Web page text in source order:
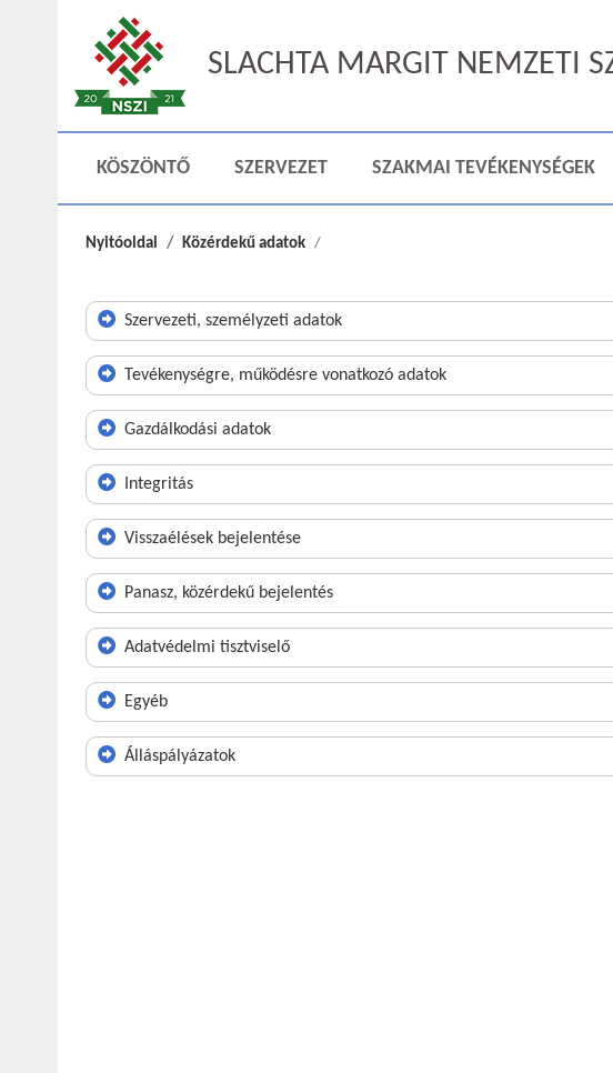
SLACHTA MARGIT NEMZETI
KÖSZÖNTŐ SZERVEZET SZAKMAI TEVÉKENYSÉGEK
Nyitóoldal Közérdekű adatok
Szervezeti, személyzeti adatok
Tevékenységre, működésre vonatkozó adatok
Gazdálkodási adatok
Integritás
Visszaélések bejelentése
Panasz, közérdekű bejelentés
Adatvédelmi tisztviselő
Egyéb
Álláspályázatok